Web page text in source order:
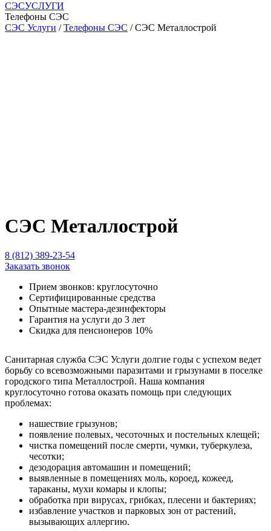
СЭСУСЛУГИ
Телефоны СЭС
СЭС Услуги /Телефоны СЭС / СЭС Металлострой
СЭС Металлострой
8 (812) 389-23-54
Заказать звонок
Прием звонков: круглосуточно
Сертифицированные средства
Опытные мастера-дезинфекторы
Гарантия на услуги до 3 лет
Скидка для пенсионеров 10%
Санитарная служба СЭС Услуги долгие годы с успехом ведет
борьбу со всевозможными паразитами и грызунами в поселке
городского типа Металлострой. Наша компания
круглосуточно готова оказать помощь при следующих
проблемах:
нашествие грызунов;
появление полевых, чесоточных и постельных клещей;
чистка помещений после смерти, чумки, туберкулеза,
чесотки;
дезодорация автомашин и помещений;
выявленные в помещениях моль, короед, кожеед,
тараканы, мухи комары и клопы;
обработка при вирусах, грибках, плесени и бактериях;
избавление участков и парковых зон от растений,
вызывающих аллергию.